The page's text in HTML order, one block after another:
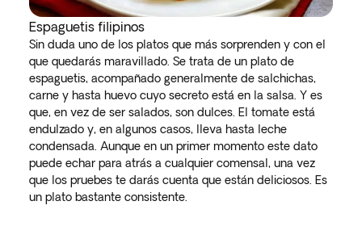
Espaguetis filipinos
Sin duda uno de los platos que más sorprenden y con el
que quedarás maravillado. Se trata de un plato de
espaguetis, acompañado generalmente de salchichas,
carne y hasta huevo cuyo secreto está en la salsa. Y es
que, en vez de ser salados, son dulces. El tomate está
endulzado y, en algunos casos, lleva hasta leche
condensada. Aunque en un primer momento este dato
puede echar para atrás a cualquier comensal, una vez
que los pruebes te darás cuenta que están deliciosos. Es
un plato bastante consistente.